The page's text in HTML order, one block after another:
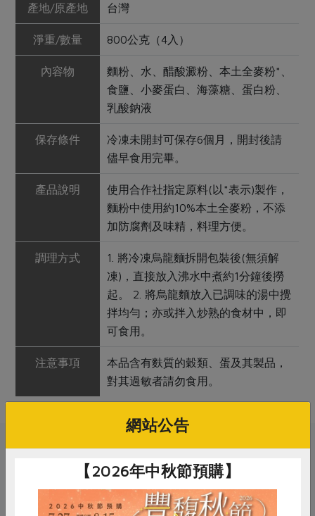
產地/原產地 台灣
淨重/數量 800公克（4入）
內容物
麵粉、水、醋酸澱粉、本土全麥粉*、
食鹽、小麥蛋白、海藻糖、蛋白粉、
乳酸鈉液
保存條件
冷凍未開封可保存6個月，開封後請
儘早食用完畢。
產品說明
使用合作社指定原料(以*表示)製作，
麵粉中使用約10%本土全麥粉，不添
加防腐劑及味精，料理方便。
調理方式
1. 將冷凍烏龍麵拆開包裝後(無須解
凍)，直接放入沸水中煮約1分鐘後撈
起。 2. 將烏龍麵放入已調味的湯中攪
拌均勻；亦或拌入炒熟的食材中，即
可食用。
注意事項
本品含有麩質的穀類、蛋及其製品，
對其過敏者請勿食用。
關鍵字
# 烏龍麵
網站公告
【2026年中秋節預購】